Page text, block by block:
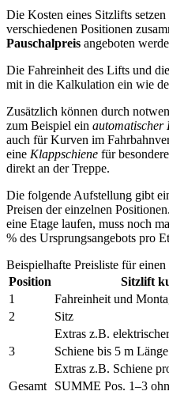
Die Kosten eines Sitzlifts
verschiedenen Positionen
Pauschalpreis angeboten
Die Fahreinheit des Lifts und
mit in die Kalkulation ein wie
Zusätzlich können durch
zum Beispiel ein automatischer
auch für Kurven im
eine Klappschiene für
direkt an der Treppe.
Die folgende Aufstellung gibt
Preisen der einzelnen
eine Etage laufen, muss noch
% des Ursprungsangebots pro
Beispielhafte Preisliste für
Position
Sitzlift
1
Fahreinheit und
2
Sitz
Extras z.B.
3
Schiene bis 5 m Länge
Extras z.B. Schiene
Gesamt
SUMME Pos. 1–3